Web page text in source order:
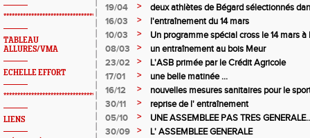
*************************************************
TABLEAU
ALLURES/VMA
ECHELLE EFFORT
*************************************************
LIENS
19/04
>
deux athlètes de Bégard sélectionnés
16/03
>
l'entraînement du 14 mars
10/03
>
Un programme spécial cross le 14 mars à
08/03
>
un entraînement au bois Meur
23/02
>
L'ASB primée par le Crédit Agricole
17/01
>
une belle matinée ...
16/12
>
nouvelles mesures sanitaires pour le
décembre
30/11 >
reprise de l' entraînement
05/10
>
UNE ASSEMBLEE PAS TRES
30/09
>
L' ASSEMBLEE GENERALE